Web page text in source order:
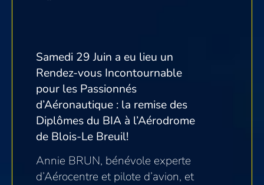
Samedi 29 Juin a eu lieu un
Rendez-vous Incontournable
pour les Passionnés
d’Aéronautique : la remise des
Diplômes du BIA à l’Aérodrome
de Blois-Le Breuil!
Annie BRUN, bénévole experte
d’Aérocentre et pilote d’avion, et